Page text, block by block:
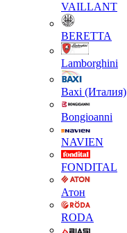
VAILLANT
BERETTA
Lamborghini
Baxi (Италия)
Вongioanni
NAVIEN
FONDITAL
Атон
RODA